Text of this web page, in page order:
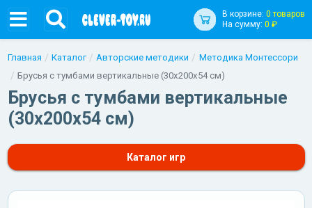
В корзине: 0 товаров
На сумму: 0 ₽
Главная Каталог Авторские методики
Методика Монтессори
Брусья с тумбами вертикальные (30х200х54 см)
Брусья с тумбами вертикальные
(30х200х54 см)
Каталог игр